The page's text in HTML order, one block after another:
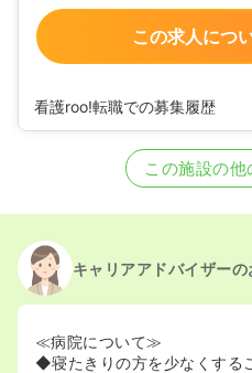
この求人につ
看護roo!転職での募集履歴
正看護師を休止中
この施設の他
キャリアアドバイザー
≪病院について≫
◆寝たきりの方を少なくする